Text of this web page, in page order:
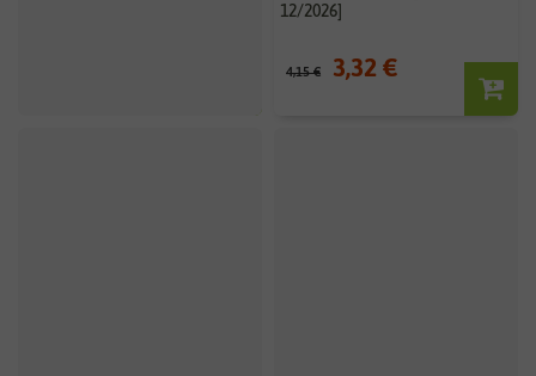
12/2026]
4,15 € 3,32 €